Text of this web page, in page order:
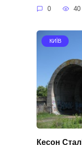
0 40
КИЇВ
Кесон